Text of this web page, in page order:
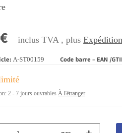
inclus TVA , plus Expédition
A-ST00159 Code barre – EAN /
2 - 7 jours ouvrables À l'étranger